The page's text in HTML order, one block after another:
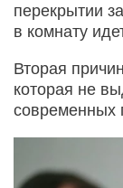
перекрытии
в комнату
Вторая
которая не
современных